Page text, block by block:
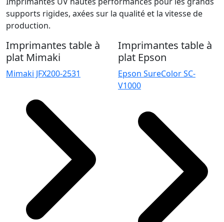
supports rigides, axées sur la qualité et la vitesse de
production.
Imprimantes table à
plat Mimaki
Mimaki JFX200-2531
Imprimantes table à
plat Epson
Epson SureColor SC-
V1000